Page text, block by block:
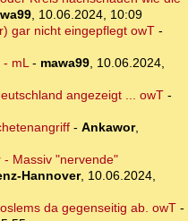
, 10.06.2024, 10:09
gar nicht eingepflegt owT-
- mL- mawa99, 10.06.2024,
angezeigt ... owT-
- Ankawor,
- Massiv "nervende"
Hannover, 10.06.2024,
da gegenseitig ab. owT-